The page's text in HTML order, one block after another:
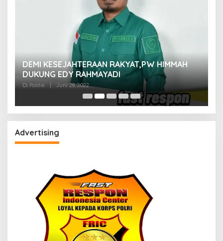
DEMI KESEJAHTERAAN RAKYAT,PW HIMMAH
DUKUNG EDY RAHMAYADI
Di Politik Juni 28, 2022
Advertising